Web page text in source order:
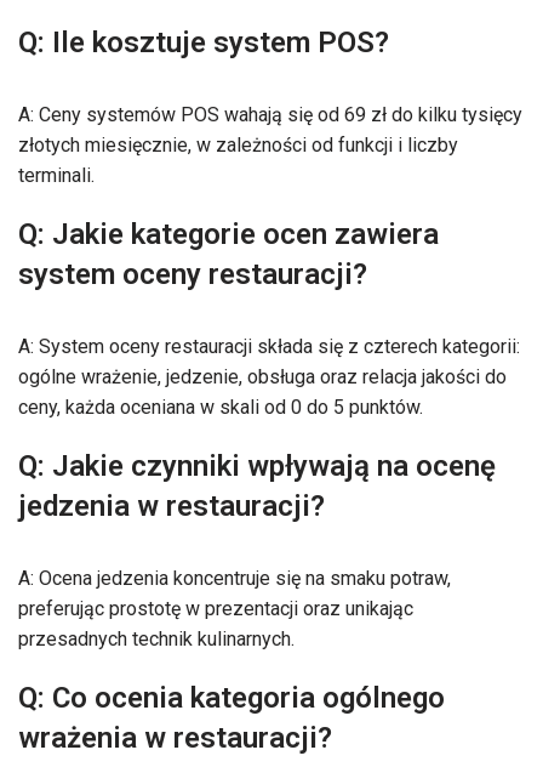
Q: Ile kosztuje system POS?
A: Ceny systemów POS wahają się od 69 zł do kilku tysięcy
złotych miesięcznie, w zależności od funkcji i liczby
terminali.
Q: Jakie kategorie ocen zawiera
system oceny restauracji?
A: System oceny restauracji składa się z czterech kategorii:
ogólne wrażenie, jedzenie, obsługa oraz relacja jakości do
ceny, każda oceniana w skali od 0 do 5 punktów.
Q: Jakie czynniki wpływają na ocenę
jedzenia w restauracji?
A: Ocena jedzenia koncentruje się na smaku potraw,
preferując prostotę w prezentacji oraz unikając
przesadnych technik kulinarnych.
Q: Co ocenia kategoria ogólnego
wrażenia w restauracji?